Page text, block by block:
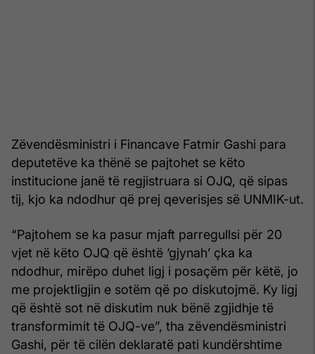
Zëvendësministri i Financave Fatmir Gashi para
deputetëve ka thënë se pajtohet se këto
institucione janë të regjistruara si OJQ, që sipas
tij, kjo ka ndodhur që prej qeverisjes së UNMIK-ut.
“Pajtohem se ka pasur mjaft parregullsi për 20
vjet në këto OJQ që është ‘gjynah’ çka ka
ndodhur, mirëpo duhet ligj i posaçëm për këtë, jo
me projektligjin e sotëm që po diskutojmë. Ky ligj
që është sot në diskutim nuk bënë zgjidhje të
transformimit të OJQ-ve”, tha zëvendësministri
Gashi, për të cilën deklaratë pati kundërshtime